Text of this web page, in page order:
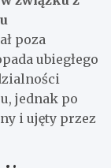
poza
ubiegłego
jednak po
i ujęty przez